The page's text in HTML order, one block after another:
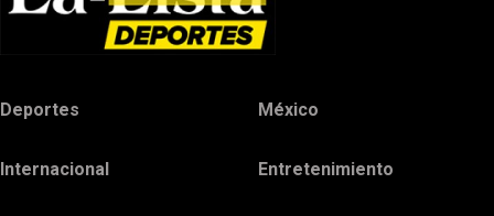
Deportes México
Internacional Entretenimiento